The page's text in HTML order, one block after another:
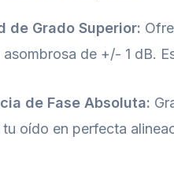
de Grado Superior:
asombrosa de +/- 1 dB.
de Fase Absoluta:
tu oído en perfecta